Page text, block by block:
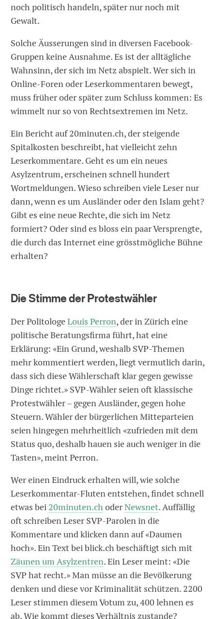
noch politisch handeln, später nur noch mit
Gewalt.
Solche Äusserungen sind in diversen Facebook-
Gruppen keine Ausnahme. Es ist der alltägliche
Wahnsinn, der sich im Netz abspielt. Wer sich in
Online-Foren oder Leserkommentaren bewegt,
muss früher oder später zum Schluss kommen: Es
wimmelt nur so von Rechtsextremen im Netz.
Ein Bericht auf 20minuten.ch, der steigende
Spitalkosten beschreibt, hat vielleicht zehn
Leserkommentare. Geht es um ein neues
Asylzentrum, erscheinen schnell hundert
Wortmeldungen. Wieso schreiben viele Leser nur
dann, wenn es um Ausländer oder den Islam geht?
Gibt es eine neue Rechte, die sich im Netz
formiert? Oder sind es bloss ein paar Versprengte,
die durch das Internet eine grösstmögliche Bühne
erhalten?
Die Stimme der Protestwähler
Der PolitologeLouis Perron, der in Zürich eine
politische Beratungsfirma führt, hat eine
Erklärung: «Ein Grund, weshalb SVP-Themen
mehr kommentiert werden, liegt vermutlich darin,
dass sich diese Wählerschaft klar gegen gewisse
Dinge richtet.» SVP-Wähler seien oft klassische
Protestwähler – gegen Ausländer, gegen hohe
Steuern. Wähler der bürgerlichen Mitteparteien
seien hingegen mehrheitlich «zufrieden mit dem
Status quo, deshalb hauen sie auch weniger in die
Tasten», meint Perron.
Wer einen Eindruck erhalten will, wie solche
Leserkommentar-Fluten entstehen, findet schnell
etwas bei 20minuten.choderNewsnet. Auffällig
oft schreiben Leser SVP-Parolen in die
Kommentare und klicken dann auf «Daumen
hoch». Ein Text bei blick.ch beschäftigt sich mit
Zäunen um Asylzentren. Ein Leser meint: «Die
SVP hat recht.» Man müsse an die Bevölkerung
denken und diese vor Kriminalität schützen. 2200
Leser stimmen diesem Votum zu, 400 lehnen es
ab. Wie kommt dieses Verhältnis zustande?